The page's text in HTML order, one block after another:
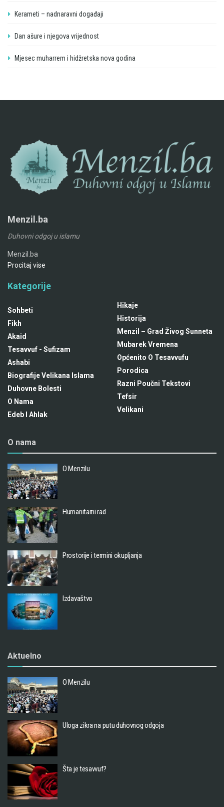
Kerameti – nadnaravni događaji
Dan ašure i njegova vrijednost
Mjesec muharrem i hidžretska nova godina
Menzil.ba
Duhovni odgoj u islamu
Menzil.ba
Procitaj vise
Kategorije
Sohbeti
Fikh
Akaid
Tesavvuf - Sufizam
Ashabi
Biografije Velikana Islama
Duhovne Bolesti
O Nama
Edeb I Ahlak
Hikaje
Historija
Menzil – Grad Živog Sunneta
Mubarek Vremena
Općenito O Tesavvufu
Porodica
Razni Poučni Tekstovi
Tefsir
Velikani
O nama
O Menzilu
Humanitarni rad
Prostorije i termini okupljanja
Izdavaštvo
Aktuelno
O Menzilu
Uloga zikra na putu duhovnog odgoja
Šta je tesavvuf?